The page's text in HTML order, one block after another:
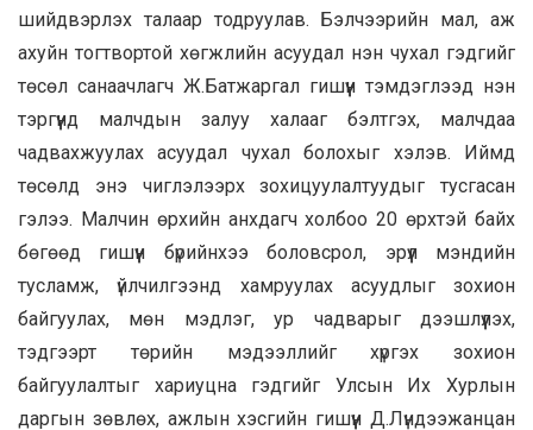
шийдвэрлэх талаар тодруулав. Бэлчээрийн мал, аж
ахуйн тогтвортой хөгжлийн асуудал нэн чухал гэдгийг
төсөл санаачлагч Ж.Батжаргал гишүүн тэмдэглээд нэн
тэргүүнд малчдын залуу халааг бэлтгэх, малчдаа
чадвахжуулах асуудал чухал болохыг хэлэв. Иймд
төсөлд энэ чиглэлээрх зохицуулалтуудыг тусгасан
гэлээ. Малчин өрхийн анхдагч холбоо 20 өрхтэй байх
бөгөөд гишүүн бүрийнхээ боловсрол, эрүүл мэндийн
тусламж, үйлчилгээнд хамруулах асуудлыг зохион
байгуулах, мөн мэдлэг, ур чадварыг дээшлүүлэх,
тэдгээрт төрийн мэдээллийг хүргэх зохион
байгуулалтыг хариуцна гэдгийг Улсын Их Хурлын
даргын зөвлөх, ажлын хэсгийн гишүүн Д.Лүндээжанцан